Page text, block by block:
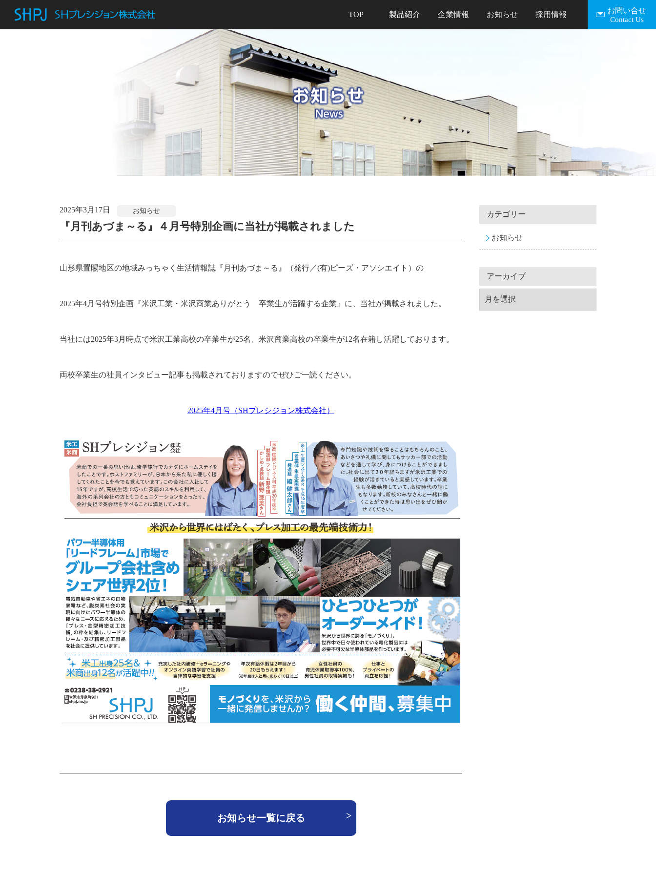
TOP 製品紹介
開発製品
企業情報 お知らせ 採用情報 お問い合せ
2025年3月17日 お知らせ
『月刊あづま～る』４月号特別企画に当社が掲載されました
山形県置賜地区の地域みっちゃく生活情報誌『月刊あづま～る』（発行／(有)ピーズ・アソシエイト）の
2025年4月号特別企画『米沢工業・米沢商業ありがとう 卒業生が活躍する企業』に、当社が掲載されました。
当社には2025年3月時点で米沢工業高校の卒業生が25名、米沢商業高校の卒業生が12名在籍し活躍しております。
両校卒業生の社員インタビュー記事も掲載されておりますのでぜひご一読ください。
2025年4月号（SHプレシジョン株式会社）
お知らせ一覧に戻る
カテゴリー
お知らせ
アーカイブ